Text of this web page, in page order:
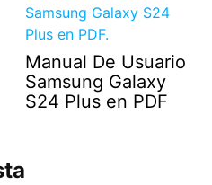
Manual De Usuario
Samsung Galaxy
S24 Plus en PDF